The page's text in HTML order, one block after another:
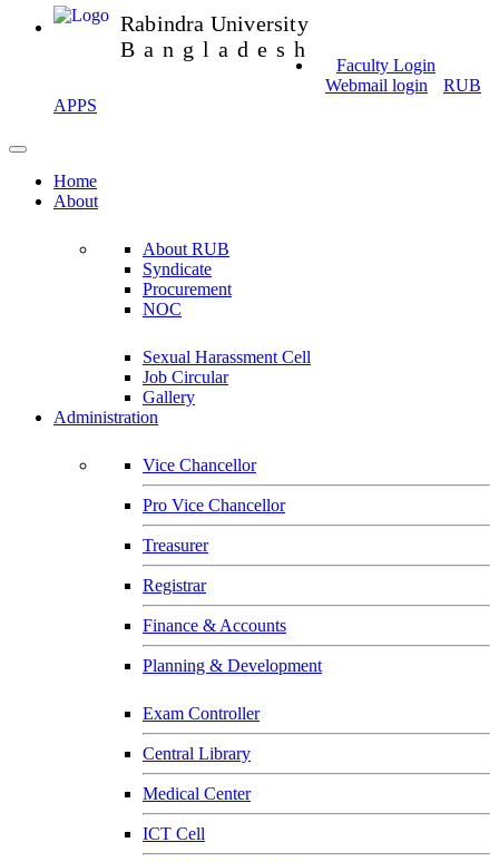
Rabindra University
Bangladesh
Faculty Login
Webmail login
RUB
APPS
Home
About
About RUB
Syndicate
Procurement
NOC
Sexual Harassment Cell
Job Circular
Gallery
Administration
Vice Chancellor
Pro Vice Chancellor
Treasurer
Registrar
Finance & Accounts
Planning & Development
Exam Controller
Central Library
Medical Center
ICT Cell